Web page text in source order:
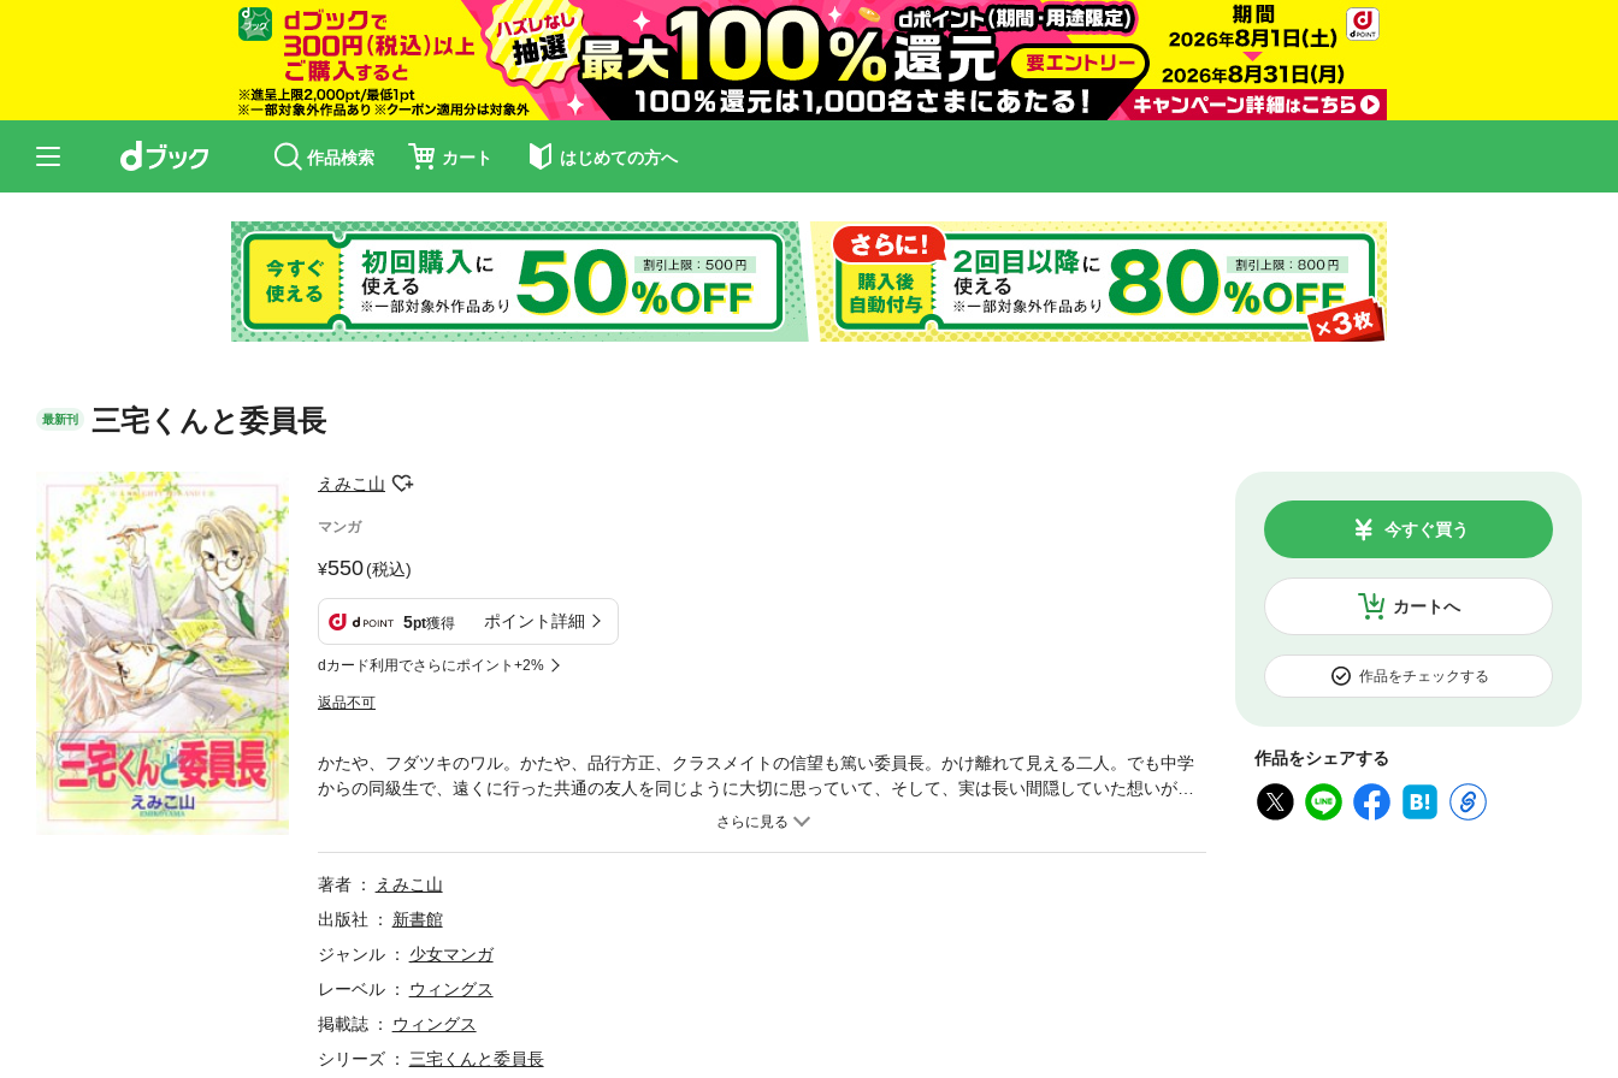
作品検索 カート はじめての方へ
最新刊 三宅くんと委員長
えみこ山
マンガ
550(税込)
5pt獲得 ポイント詳細
dカード利用でさらにポイント+2%
返品不可
カートへ
今すぐ買う
作品をチェックする
作品をシェアする
かたや、フダツキのワル。かたや、品行方正、クラスメイトの信望も篤い委員長。かけ離れて見える二人。でも中学
からの同級生で、遠くに行った共通の友人を同じように大切に思っていて、そして、実は長い間隠していた想いがあ
ったりして……。『抱きしめたい』に登場した三宅と委員長、ふたりのラブ・ストーリー。
著者
えみこ山
出版社
新書館
ジャンル
少女マンガ
レーベル
ウィングス
掲載誌
ウィングス
シリーズ
三宅くんと委員長